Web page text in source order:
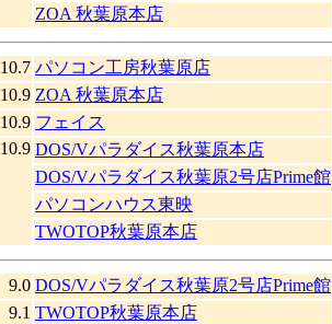
ZOA 秋葉原本店
10.7 パソコン工房秋葉原店
10.9 ZOA 秋葉原本店
10.9 フェイス
10.9 DOS/Vパラダイス秋葉原本店
DOS/Vパラダイス秋葉原2号店Prime館
パソコンハウス東映
TWOTOP秋葉原本店
9.0 DOS/Vパラダイス秋葉原2号店Prime館
9.1 TWOTOP秋葉原本店